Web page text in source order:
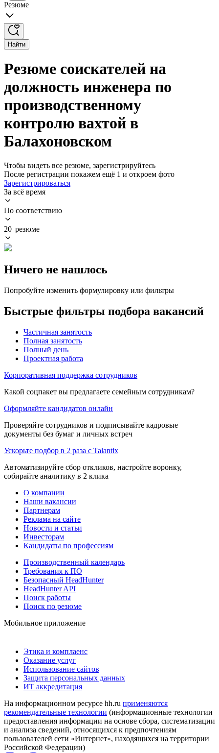
Резюме
Найти
Резюме соискателей на
должность инженера по
производственному
контролю вахтой в
Балахоновском
Чтобы видеть все резюме, зарегистрируйтесь
После регистрации покажем ещё 1 и откроем фото
Зарегистрироваться
За всё время
По соответствию
20 резюме
Ничего не нашлось
Попробуйте изменить формулировку или фильтры
Быстрые фильтры подбора вакансий
Частичная занятость
Полная занятость
Полный день
Проектная работа
Корпоративная поддержка сотрудников
Какой соцпакет вы предлагаете семейным сотрудникам?
Оформляйте кандидатов онлайн
Проверяйте сотрудников и подписывайте кадровые
документы без бумаг и личных встреч
Ускорьте подбор в 2 раза с Talantix
Автоматизируйте сбор откликов, настройте воронку,
собирайте аналитику в 2 клика
О компании
Наши вакансии
Партнерам
Реклама на сайте
Новости и статьи
Инвесторам
Кандидаты по профессиям
Производственный календарь
Требования к ПО
Безопасный HeadHunter
HeadHunter API
Поиск работы
Поиск по резюме
Мобильное приложение
Этика и комплаенс
Оказание услуг
Использование сайтов
Защита персональных данных
ИТ аккредитация
На информационном ресурсе hh.ru применяются
рекомендательные технологии (информационные технологии
предоставления информации на основе сбора, систематизации
и анализа сведений, относящихся к предпочтениям
пользователей сети «Интернет», находящихся на территории
Российской Федерации)